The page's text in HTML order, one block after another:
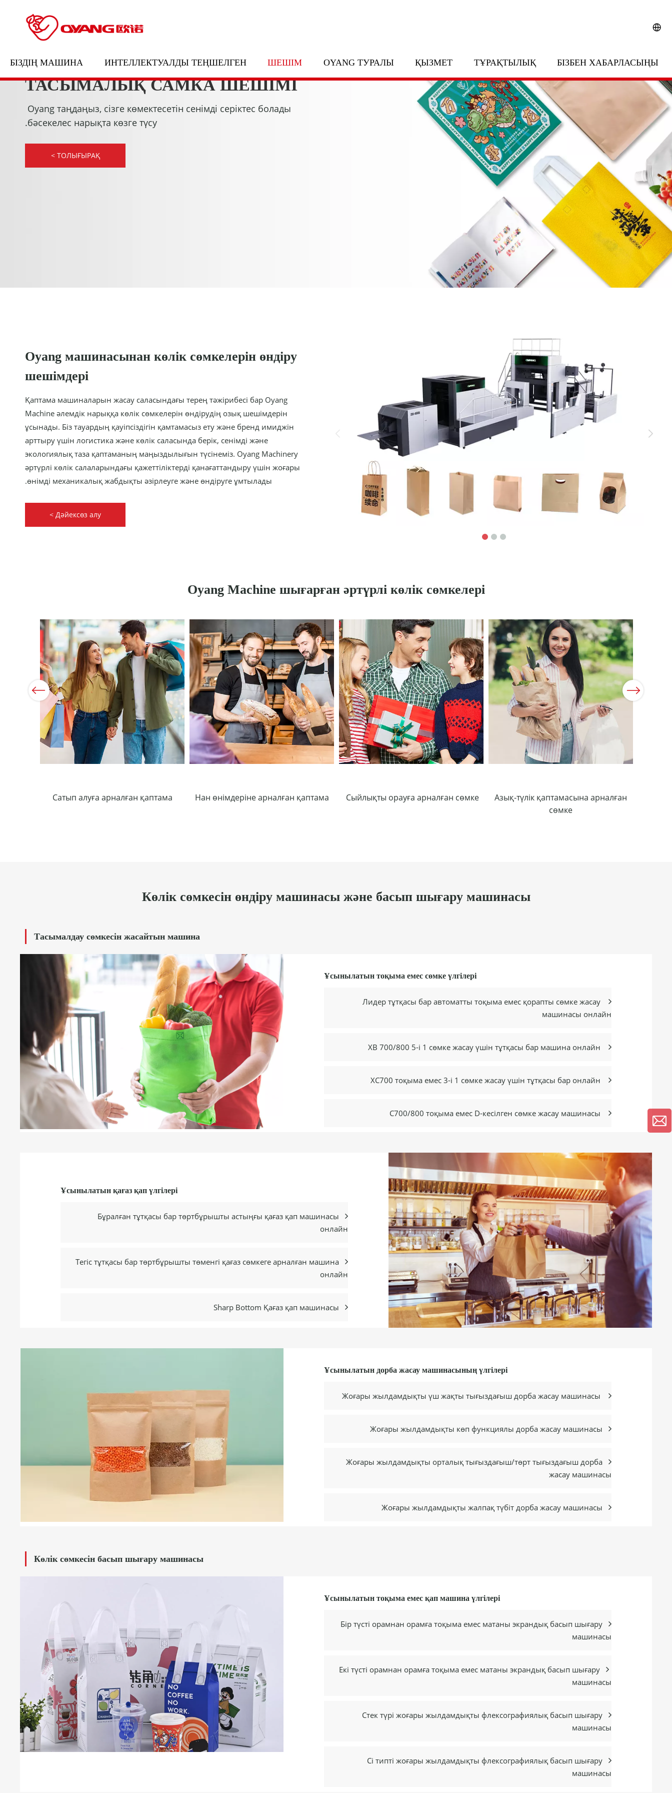
БІЗДІҢ МАШИНА ИНТЕЛЛЕКТУАЛДЫ ТЕҢШЕЛГЕН ШЕШІМ OYANG ТУРАЛЫ ҚЫЗМЕТ ТҰРАҚТЫЛЫҚ БІЗБЕН ХАБАРЛАСЫҢЫ
ТАСЫМАЛЫҚ САМКА ШЕШІМІ
Oyang таңдаңыз, сізге көмектесетін сенімді серіктес болады
бәсекелес нарықта көзге түсу.
ТОЛЫҒЫРАҚ >
Oyang машинасынан көлік сөмкелерін өндіру
шешімдері
Қаптама машиналарын жасау саласындағы терең тәжірибесі бар Oyang
Machine әлемдік нарыққа көлік сөмкелерін өндірудің озық шешімдерін
ұсынады. Біз тауардың қауіпсіздігін қамтамасыз ету және бренд имиджін
арттыру үшін логистика және көлік саласында берік, сенімді және
экологиялық таза қаптаманың маңыздылығын түсінеміз. Oyang Machinery
әртүрлі көлік салаларындағы қажеттіліктерді қанағаттандыру үшін жоғары
өнімді механикалық жабдықты әзірлеуге және өндіруге ұмтылады.
Дәйексөз алу >
Oyang Machine шығарған әртүрлі көлік сөмкелері
Previous
Сатып алуға арналған қаптама Нан өнімдеріне арналған қаптама Сыйлықты орауға арналған сөмке
Азық-түлік қаптамасына арналған
сөмке
Next
Көлік сөмкесін өндіру машинасы және басып шығару машинасы
Тасымалдау сөмкесін жасайтын машина
Ұсынылатын тоқыма емес сөмке үлгілері

Лидер тұтқасы бар автоматты тоқыма емес қорапты сөмке жасау
машинасы онлайн

XB 700/800 5-і 1 сөмке жасау үшін тұтқасы бар машина онлайн

XC700 тоқыма емес 3-і 1 сөмке жасау үшін тұтқасы бар онлайн

C700/800 тоқыма емес D-кесілген сөмке жасау машинасы
Ұсынылатын қағаз қап үлгілері

Бұралған тұтқасы бар төртбұрышты астыңғы қағаз қап машинасы
онлайн

Тегіс тұтқасы бар төртбұрышты төменгі қағаз сөмкеге арналған машина
онлайн

Sharp Bottom Қағаз қап машинасы
Ұсынылатын дорба жасау машинасының үлгілері

Жоғары жылдамдықты үш жақты тығыздағыш дорба жасау машинасы


Жоғары жылдамдықты орталық тығыздағыш/төрт тығыздағыш дорба
жасау машинасы

Көлік сөмкесін басып шығару машинасы
Ұсынылатын тоқыма емес қап машина үлгілері

Бір түсті орамнан орамға тоқыма емес матаны экрандық басып шығару
машинасы

Екі түсті орамнан орамға тоқыма емес матаны экрандық басып шығару
машинасы

Стек түрі жоғары жылдамдықты флексографиялық басып шығару
машинасы

Ci типті жоғары жылдамдықты флексографиялық басып шығару
машинасы